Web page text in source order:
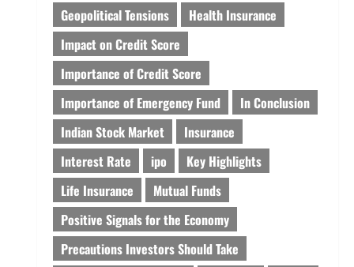
Geopolitical Tensions
Health Insurance
Impact on Credit Score
Importance of Credit Score
Importance of Emergency Fund
In Conclusion
Indian Stock Market
Insurance
Interest Rate
ipo
Key Highlights
Life Insurance
Mutual Funds
Positive Signals for the Economy
Precautions Investors Should Take